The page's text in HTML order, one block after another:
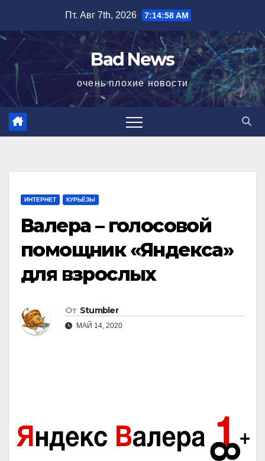
содержимому
Пт. Авг 7th, 2026 7:14:59 AM
Bad News
очень плохие новости
ИНТЕРНЕТ КУРЬЁЗЫ
Валера – голосовой
помощник «Яндекса»
для взрослых
От Stumbler
МАЙ 14, 2020